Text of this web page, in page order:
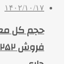
۱۴۰۲/۱۰/۱۷